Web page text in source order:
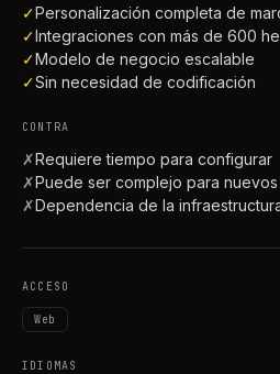
✓Personalización completa de
✓Integraciones con más de 600
✓Modelo de negocio escalable
✓Sin necesidad de codificación
CONTRA
✗Requiere tiempo para configurar
✗Puede ser complejo para nuevos
✗Dependencia de la
ACCESO
Web
IDIOMAS